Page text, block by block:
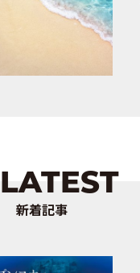
LATEST
新着記事